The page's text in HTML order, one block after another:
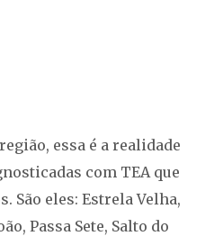
essa é a realidade
com TEA que
São eles: Estrela Velha,
Passa Sete, Salto do